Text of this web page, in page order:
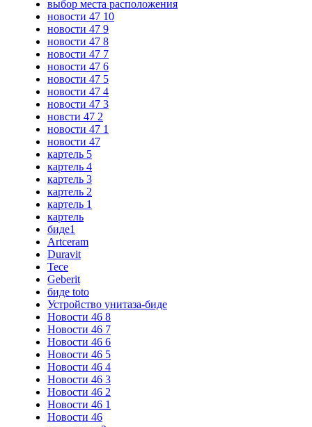
выбор места расположения
новости 47 10
новости 47 9
новости 47 8
новости 47 7
новости 47 6
новости 47 5
новости 47 4
новости 47 3
новсти 47 2
новости 47 1
новости 47
картель 5
картель 4
картель 3
картель 2
картель 1
картель
биде1
Artceram
Duravit
Tece
Geberit
биде toto
Устройство унитаза-биде
Новости 46 8
Новости 46 7
Новости 46 6
Новости 46 5
Новости 46 4
Новости 46 3
Новости 46 2
Новости 46 1
Новости 46